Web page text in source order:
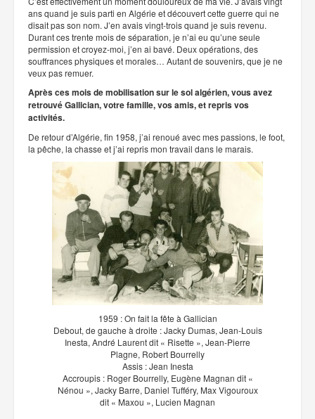
ans quand je suis parti en Algérie et découvert cette guerre qui ne
disait pas son nom. J’en avais vingt-trois quand je suis revenu.
Durant ces trente mois de séparation, je n’ai eu qu’une seule
permission et croyez-moi, j’en ai bavé. Deux opérations, des
souffrances physiques et morales… Autant de souvenirs, que je ne
veux pas remuer.
Après ces mois de mobilisation sur le sol algérien, vous avez
retrouvé Gallician, votre famille, vos amis, et repris vos
activités.
De retour d’Algérie, fin 1958, j’ai renoué avec mes passions, le foot,
la pêche, la chasse et j’ai repris mon travail dans le marais.
1959 : On fait la fête à Gallician
Debout, de gauche à droite : Jacky Dumas, Jean-Louis
Inesta, André Laurent dit « Risette », Jean-Pierre
Plagne, Robert Bourrelly
Assis : Jean Inesta
Accroupis : Roger Bourrelly, Eugène Magnan dit «
Nénou », Jacky Barre, Daniel Tufféry, Max Vigouroux
dit « Maxou », Lucien Magnan